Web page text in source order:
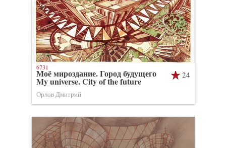
24
Моё мироздание. Город будущего
My universe. City of the future
Орлов Дмитрий
6731